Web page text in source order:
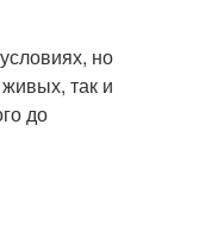
но
так и
до